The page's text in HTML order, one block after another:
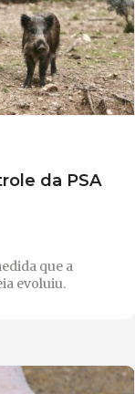
da PSA
que a
evoluiu.